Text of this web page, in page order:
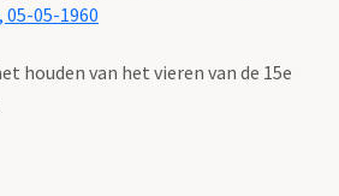
05-1960
houden van het vieren van de 15e